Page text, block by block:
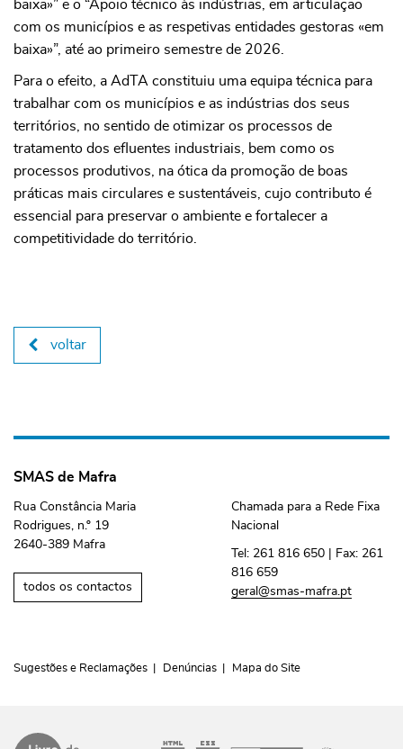
baixa»” e o “Apoio técnico às indústrias, em articulação
com os municípios e as respetivas entidades gestoras «em
baixa»”, até ao primeiro semestre de 2026.
Para o efeito, a AdTA constituiu uma equipa técnica para
trabalhar com os municípios e as indústrias dos seus
territórios, no sentido de otimizar os processos de
tratamento dos efluentes industriais, bem como os
processos produtivos, na ótica da promoção de boas
práticas mais circulares e sustentáveis, cujo contributo é
essencial para preservar o ambiente e fortalecer a
competitividade do território.
voltar
SMAS de Mafra
Rua Constância Maria
Rodrigues, n.º 19
2640-389 Mafra
todos os contactos
Chamada para a Rede Fixa
Nacional
Tel: 261 816 650 | Fax: 261
816 659
geral@smas-mafra.pt
Sugestões e Reclamações Denúncias Mapa do Site